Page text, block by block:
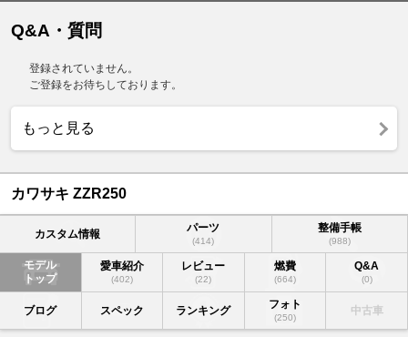
Q&A・質問
登録されていません。
ご登録をお待ちしております。
もっと見る
カワサキ ZZR250
カスタム情報 パーツ
(414)
整備手帳
(988)
モデル
トップ
愛車紹介
(402)
レビュー
(22)
燃費
(664)
Q&A
(0)
ブログ スペック ランキング フォト
(250)
中古車